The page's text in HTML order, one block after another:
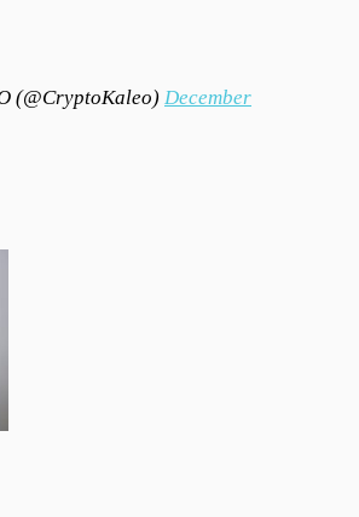
(@CryptoKaleo) December